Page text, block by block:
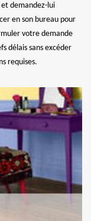
demandez-lui
en son bureau pour
votre demande
délais sans excéder
requises.